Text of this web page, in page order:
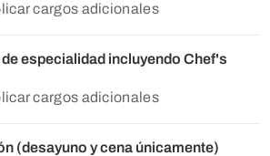
cargos adicionales
especialidad incluyendo Chef's
cargos adicionales
(desayuno y cena únicamente)